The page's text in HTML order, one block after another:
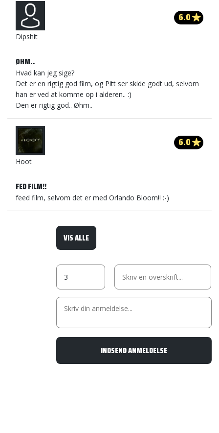
Dipshit
6.0
ØHM..
Hvad kan jeg sige?
Det er en rigtig god film, og Pitt ser skide godt ud, selvom
han er ved at komme op i alderen.. :)
Den er rigtig god.. Øhm..
Hoot
6.0
FED FILM!!
feed film, selvom det er med Orlando Bloom!! :-)
VIS ALLE